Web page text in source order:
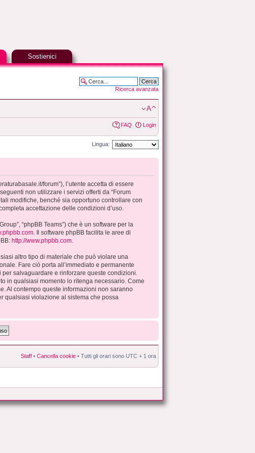
Sostienici
Ricerca avanzata
FAQ Login
Lingua:
forum”), l’utente accetta di essere
non utilizzare i servizi offerti da “Forum
modifiche, benché sia opportuno controllare con
accettazione delle condizioni d’uso.
“phpBB Teams”) che è un software per la
. Il software phpBB facilita le aree di
http://www.phpbb.com
altro tipo di materiale che può violare una
Fare ciò porta all’immediato e permanente
salvaguardare e rinforzare queste condizioni.
in qualsiasi momento lo ritenga necessario. Come
Al contempo queste informazioni non saranno
qualsiasi violazione al sistema che possa
Staff • Cancella cookie • Tutti gli orari sono UTC + 1 ora